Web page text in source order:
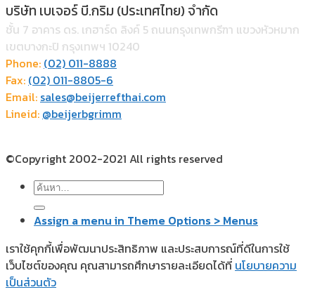
บริษัท เบเจอร์ บี.กริม (ประเทศไทย) จำกัด
ชั้น 7 อาคาร ดร. เกฮาร์ด ลิงค์ 5 ถนนกรุงเทพกรีฑา แขวงหัวหมาก
เขตบางกะปิ กรุงเทพฯ 10240
Phone: (02) 011-8888
Fax: (02) 011-8805-6
Email: sales@beijerrefthai.com
Lineid: @beijerbgrimm
©Copyright 2002-2021 All rights reserved
ค้นหา:
Assign a menu in Theme Options > Menus
เราใช้คุกกี้เพื่อพัฒนาประสิทธิภาพ และประสบการณ์ที่ดีในการใช้
เว็บไซต์ของคุณ คุณสามารถศึกษารายละเอียดได้ที่ นโยบายความ
เป็นส่วนตัว